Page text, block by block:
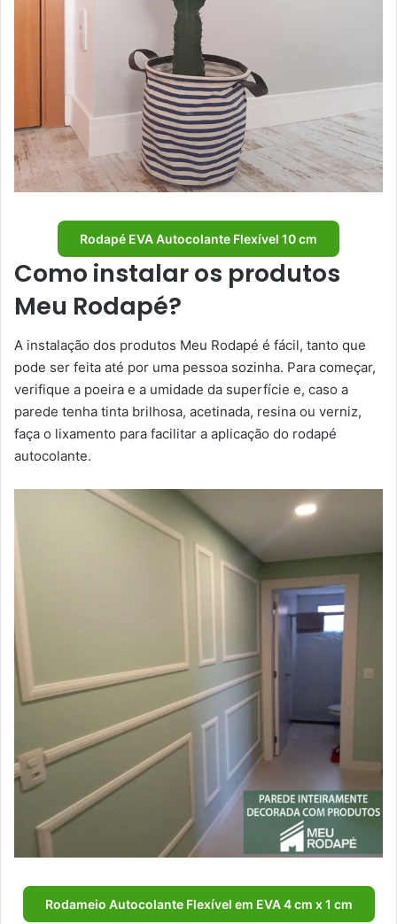
Rodapé EVA Autocolante Flexível 10 cm
Como instalar os produtos
Meu Rodapé?
A instalação dos produtos Meu Rodapé é fácil, tanto que
pode ser feita até por uma pessoa sozinha. Para começar,
verifique a poeira e a umidade da superfície e, caso a
parede tenha tinta brilhosa, acetinada, resina ou verniz,
faça o lixamento para facilitar a aplicação do rodapé
autocolante.
Rodameio Autocolante Flexível em EVA 4 cm x 1 cm